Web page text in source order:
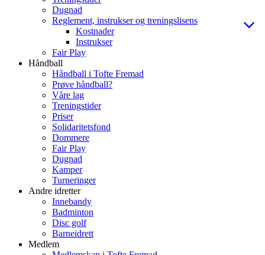
Dugnad
Reglement, instrukser og treningslisens
Kostnader
Instrukser
Fair Play
Håndball
Håndball i Tofte Fremad
Prøve håndball?
Våre lag
Treningstider
Priser
Solidaritetsfond
Dommere
Fair Play
Dugnad
Kamper
Turneringer
Andre idretter
Innebandy
Badminton
Disc golf
Barneidrett
Medlem